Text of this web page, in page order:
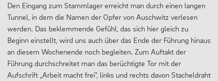
Den Eingang zum Stammlager erreicht man durch einen langen
Tunnel, in dem die Namen der Opfer von Auschwitz verlesen
werden. Das beklemmende Gefühl, das sich hier gleich zu
Beginn einstellt, wird uns auch über das Ende der Führung hinaus
an diesem Wochenende noch begleiten. Zum Auftakt der
Führung durchschreitet man das berüchtigte Tor mit der
Aufschrift „Arbeit macht frei“, links und rechts davon Stacheldraht